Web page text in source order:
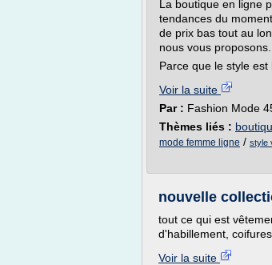
La boutique en ligne
tendances du
de prix bas tout au
nous vous proposons.
Parce que le style
Voir la suite
Par : Fashion Mode
Thèmes liés :
mode femme ligne / style
nouvelle
tout ce qui est
d'habillement,
Voir la suite